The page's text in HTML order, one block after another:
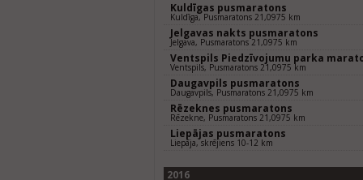
Kuldīgas pusmaratons
Kuldīga, Pusmaratons 21,0975 km
Jelgavas nakts pusmaratons
Jelgava, Pusmaratons 21,0975 km
Ventspils Piedzīvojumu parka
Ventspils, Pusmaratons 21,0975 km
Daugavpils pusmaratons
Daugavpils, Pusmaratons 21,0975 km
Rēzeknes pusmaratons
Rēzekne, Pusmaratons 21,0975 km
Liepājas pusmaratons
Liepāja, skrējiens 10-12 km
2016